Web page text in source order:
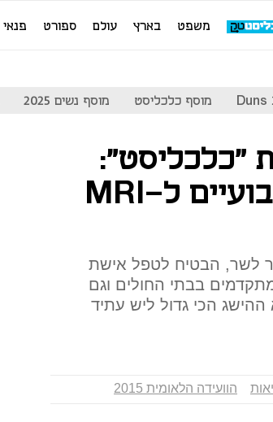
משפט בארץ עולם ספורט פנאי
Duns מוסף כלכליסט מוסף נשים 2025
"כלכליסט":
"מי שיחכה יותר משבועיים ל-MRI
לשר, הבטיח לטפל אישת
בבתי החולים וגם
הכי גדול ליש עתיד
הוועידה הלאומית 2015